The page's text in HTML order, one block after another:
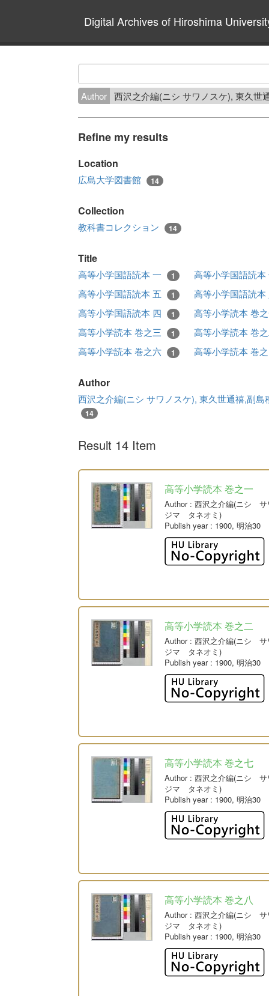
Digital Archives of Hiroshima
Author 西沢之介編(ニシ サワノスケ), 東久
Refine my results
Location
広島大学図書館 14
Collection
教科書コレクション 14
Title
高等小学国語読本 一 1
高等小学国語読
高等小学国語読本 五
1
高等小学国語読
高等小学国語読本 四
1
高等小学読本 巻
高等小学読本 巻之三
1
高等小学読本 巻
高等小学読本 巻之六
1 高等小学読本 巻
Author
西沢之介編(ニシ サワノスケ), 東久世通禧,副
14
Result 14 Item
高等小学読本 巻之一
Author: 西沢之介編(ニシ サ
ジマ タネオミ)
Publish year: 1900, 明治30
高等小学読本 巻之二
Author: 西沢之介編(ニシ サ
ジマ タネオミ)
Publish year: 1900, 明治30
高等小学読本 巻之七
Author: 西沢之介編(ニシ サ
ジマ タネオミ)
Publish year: 1900, 明治30
高等小学読本 巻之八
Author: 西沢之介編(ニシ サ
ジマ タネオミ)
Publish year: 1900, 明治30